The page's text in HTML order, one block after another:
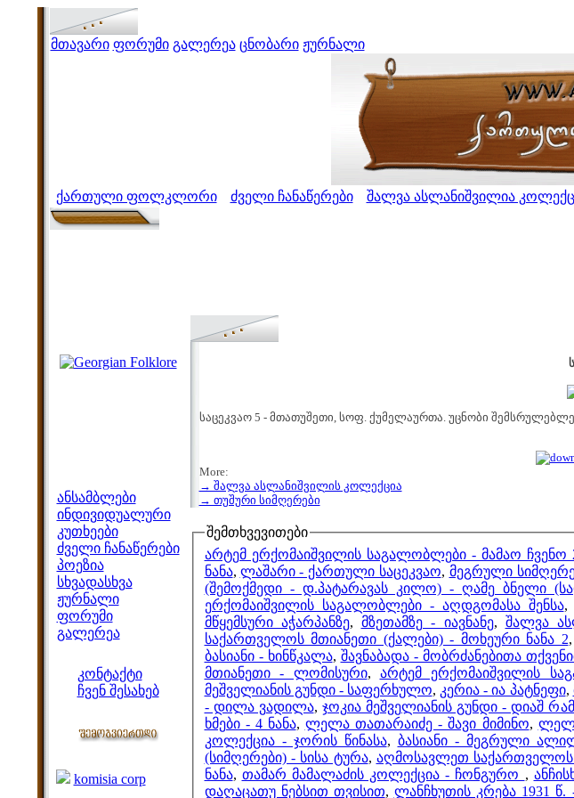
მთავარი ფორუმი გალერეა ცნობარი ჟურნალი
ქართული ფოლკლორი ძველი ჩანაწერები შალვა ასლანიშვილია
ანსამბლები
ინდივიდუალური
კუთხეები
ძველი ჩანაწერები
პოეზია
სხვადასხვა
ჟურნალი
ფორუმი
გალერეა
კონტაქტი
ჩვენ შესახებ
komisia corp
საცეკვაო 5 - მთათუშეთი, სოფ. ქუმელაურთა. უცნობი
More:
→ შალვა ასლანიშვილის კოლექცია
→ თუშური სიმღერები
შემთხვევითები
არტემ ერქომაიშვილის საგალობლები - მამაო ჩვენო
ნანა, ლაშარი - ქართული საცეკვაო, მეგრული
(შემოქმედი - დ.პატარავას კილო) - ღამე ბნელი
ერქომაიშვილის საგალობლები - აღდგომასა შენსა,
მწყემსური აჭარპანზე, მზეთამზე - იავნანე, შალვა
საქართველოს მთიანეთი (ქალები) - მოხეური ნანა 2,
ბასიანი - ხინწკალა, შავნაბადა - მობრძანებითა
მთიანეთი - ლომისური, არტემ ერქომაიშვილის
მეშველიანის გუნდი - საფერხულო, კერია - ია პატნეფი,
- დილა ვადილა, ჯოკია მეშველიანის გუნდი - დიაშ
ხმები - 4 ნანა, ლელა თათარაიძე - შავი მიმინო,
კოლექცია - ჯორის წინასა, ბასიანი - მეგრული
(სიმღერები) - სისა ტურა, აღმოსავლეთ საქართველოს
ნანა, თამარ მამალაძის კოლექცია - ჩონგურო ,
დაღაცათუ ნებსით თვისით, ლანჩხუთის კრება 1931